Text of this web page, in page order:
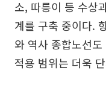
소, 따릉이 등 수상
계를 구축 중이다.
와 역사 종합노선
적용 범위는 더욱